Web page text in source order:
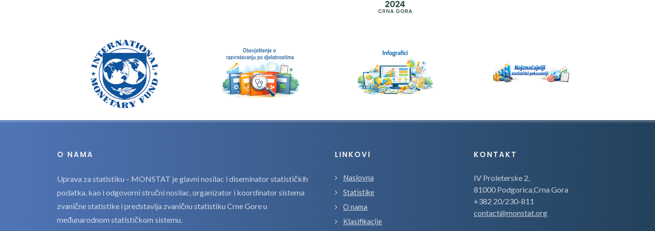
O NAMA
Uprava za statistiku – MONSTAT je glavni nosilac i diseminator statističkih
podatka, kao i odgovorni stručni nosilac, organizator i koordinator sistema
zvanične statistike i predstavlja zvaničnu statistiku Crne Gore u
međunarodnom statističkom sistemu.
LINKOVI
Naslovna
Statistike
O nama
Klasifikacije
KONTAKT
IV Proleterske 2,
81000 Podgorica,Crna Gora
+382 20/230-811
contact@monstat.org